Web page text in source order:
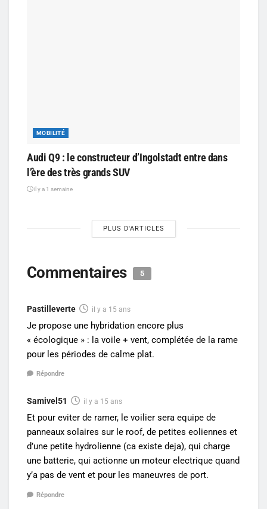
MOBILITÉ
Audi Q9 : le constructeur d’Ingolstadt entre dans
l’ère des très grands SUV
il y a 1 semaine
PLUS D'ARTICLES
Commentaires 5
Pastilleverte il y a 15 ans
Je propose une hybridation encore plus
« écologique » : la voile + vent, complétée de la rame
pour les périodes de calme plat.
Répondre
Samivel51 il y a 15 ans
Et pour eviter de ramer, le voilier sera equipe de
panneaux solaires sur le roof, de petites eoliennes et
d’une petite hydrolienne (ca existe deja), qui charge
une batterie, qui actionne un moteur electrique quand
y’a pas de vent et pour les maneuvres de port.
Répondre